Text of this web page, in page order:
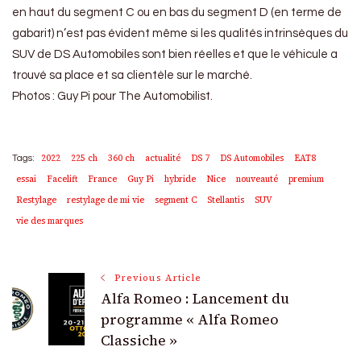
en haut du segment C ou en bas du segment D (en terme de
gabarit) n’est pas évident même si les qualités intrinsèques du
SUV de DS Automobiles sont bien réelles et que le véhicule a
trouvé sa place et sa clientèle sur le marché.
Photos : Guy Pi pour The Automobilist.
Tags: 2022 225 ch 360 ch actualité DS 7 DS Automobiles
EAT8
essai
Facelift France Guy Pi hybride Nice nouveauté
premium
Restylage
restylage de mi vie segment C Stellantis
SUV
vie des marques
Post
Navigation
Previous Article
Alfa Romeo : Lancement du
programme « Alfa Romeo
Classiche »